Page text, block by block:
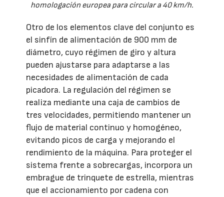
homologación europea para circular a 40 km/h.
Otro de los elementos clave del conjunto es
el sinfín de alimentación de 900 mm de
diámetro, cuyo régimen de giro y altura
pueden ajustarse para adaptarse a las
necesidades de alimentación de cada
picadora. La regulación del régimen se
realiza mediante una caja de cambios de
tres velocidades, permitiendo mantener un
flujo de material continuo y homogéneo,
evitando picos de carga y mejorando el
rendimiento de la máquina. Para proteger el
sistema frente a sobrecargas, incorpora un
embrague de trinquete de estrella, mientras
que el accionamiento por cadena con